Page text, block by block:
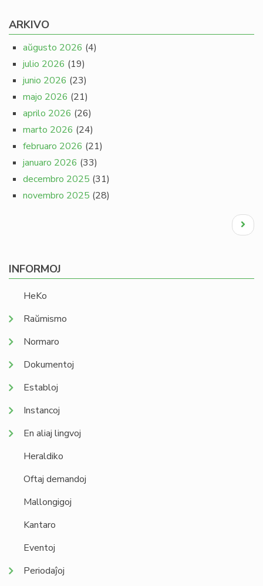
ARKIVO
aŭgusto 2026 (4)
julio 2026 (19)
junio 2026 (23)
majo 2026 (21)
aprilo 2026 (26)
marto 2026 (24)
februaro 2026 (21)
januaro 2026 (33)
decembro 2025 (31)
novembro 2025 (28)
Next
page
INFORMOJ
HeKo
Raŭmismo
Normaro
Dokumentoj
Establoj
Instancoj
En aliaj lingvoj
Heraldiko
Oftaj demandoj
Mallongigoj
Kantaro
Eventoj
Periodaĵoj